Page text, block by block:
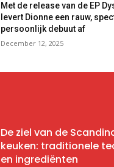
Met de release van de EP
levert Dionne een rauw,
persoonlijk debuut af
December 12, 2025
De ziel van de
keuken: traditionele
en ingrediënten